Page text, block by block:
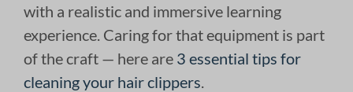
with a realistic and immersive learning
experience. Caring for that equipment is part
of the craft — here are 3 essential tips for
cleaning your hair clippers